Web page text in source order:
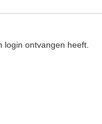
ontvangen heeft.